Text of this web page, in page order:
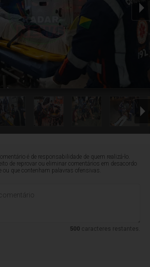
é de responsabilidade de quem realizá-lo.
de reprovar ou eliminar comentários em desacordo
que contenham palavras ofensivas.
500caracteres restantes.